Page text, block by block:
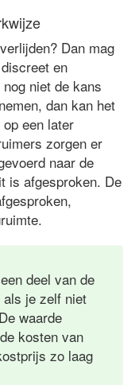
Dan mag
en
niet de kans
dan kan het
een later
zorgen er
naar de
is afgesproken. De
deel van de
als je zelf niet
waarde
kosten van
zo laag